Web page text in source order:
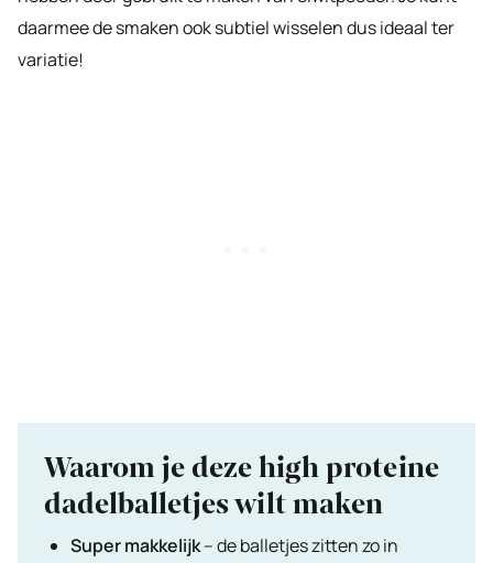
daarmee de smaken ook subtiel wisselen dus ideaal ter
variatie!
Waarom je deze high proteine
dadelballetjes wilt maken
Super makkelijk– de balletjes zitten zo in